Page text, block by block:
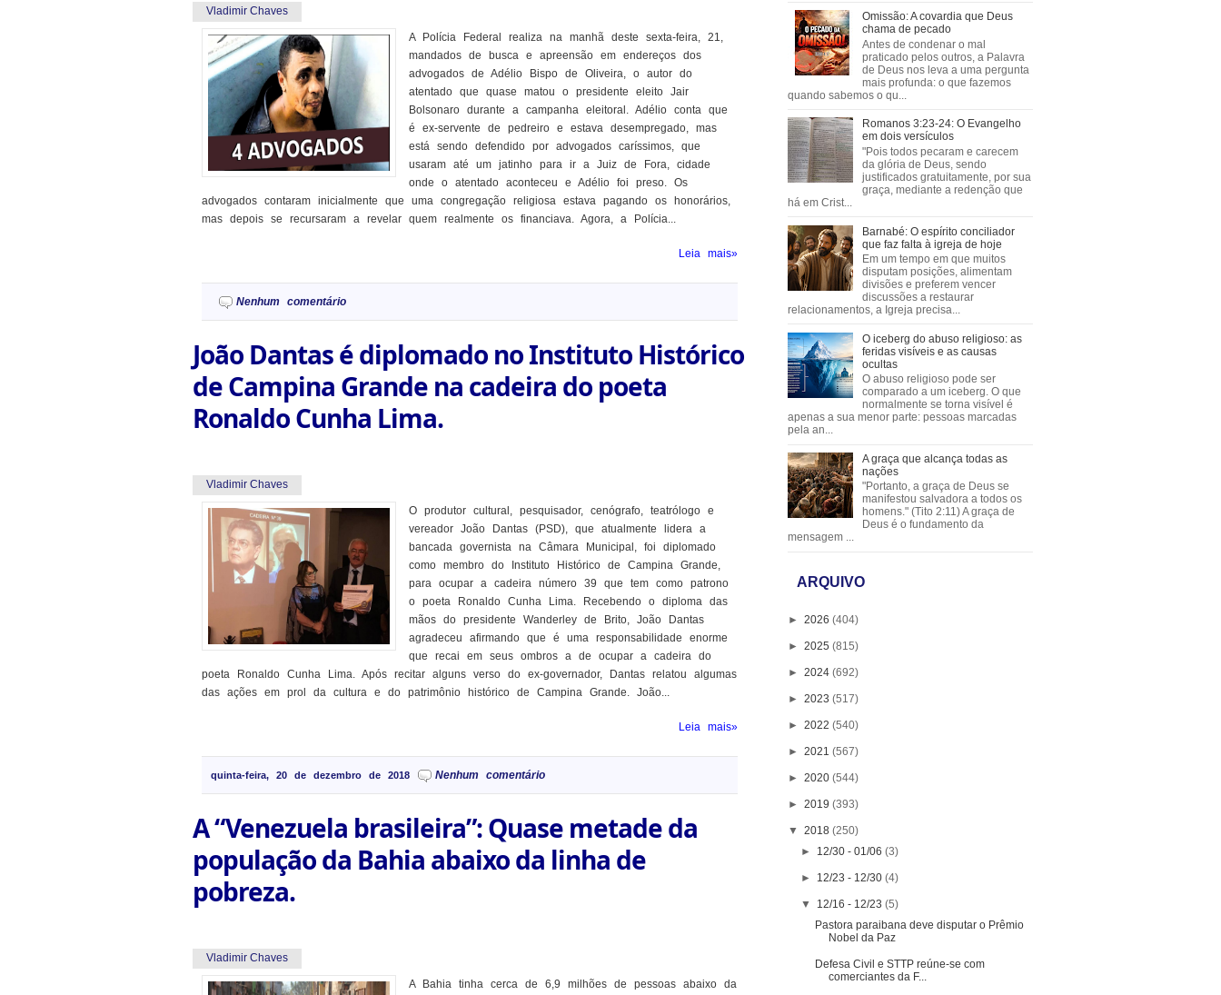
Vladimir Chaves
A Polícia Federal realiza na manhã deste sexta-feira, 21,
mandados de busca e apreensão em endereços dos
advogados de Adélio Bispo de Oliveira, o autor do
atentado que quase matou o presidente eleito Jair
Bolsonaro durante a campanha eleitoral. Adélio conta que
é ex-servente de pedreiro e estava desempregado, mas
está sendo defendido por advogados caríssimos, que
usaram até um jatinho para ir a Juiz de Fora, cidade
onde o atentado aconteceu e Adélio foi preso. Os
advogados contaram inicialmente que uma congregação religiosa estava pagando os honorários,
mas depois se recursaram a revelar quem realmente os financiava. Agora, a Polícia...
Leia mais»
Nenhum comentário
João Dantas é diplomado no Instituto Histórico
de Campina Grande na cadeira do poeta
Ronaldo Cunha Lima.
Vladimir Chaves
O produtor cultural, pesquisador, cenógrafo, teatrólogo e
vereador João Dantas (PSD), que atualmente lidera a
bancada governista na Câmara Municipal, foi diplomado
como membro do Instituto Histórico de Campina Grande,
para ocupar a cadeira número 39 que tem como patrono
o poeta Ronaldo Cunha Lima. Recebendo o diploma das
mãos do presidente Wanderley de Brito, João Dantas
agradeceu afirmando que é uma responsabilidade enorme
que recai em seus ombros a de ocupar a cadeira do
poeta Ronaldo Cunha Lima. Após recitar alguns verso do ex-governador, Dantas relatou algumas
das ações em prol da cultura e do patrimônio histórico de Campina Grande. João...
Leia mais»
quinta-feira, 20 de dezembro de 2018 Nenhum comentário
A “Venezuela brasileira”: Quase metade da
população da Bahia abaixo da linha de
pobreza.
Vladimir Chaves
A Bahia tinha cerca de 6,9 milhões de pessoas abaixo da
Omissão: A covardia que Deus
chama de pecado
Antes de condenar o mal
praticado pelos outros, a Palavra
de Deus nos leva a uma pergunta
mais profunda: o que fazemos
quando sabemos o qu...
Romanos 3:23-24: O Evangelho
em dois versículos
"Pois todos pecaram e carecem
da glória de Deus, sendo
justificados gratuitamente, por sua
graça, mediante a redenção que
há em Crist...
Barnabé: O espírito conciliador
que faz falta à igreja de hoje
Em um tempo em que muitos
disputam posições, alimentam
divisões e preferem vencer
discussões a restaurar
relacionamentos, a Igreja precisa...
O iceberg do abuso religioso: as
feridas visíveis e as causas
ocultas
O abuso religioso pode ser
comparado a um iceberg. O que
normalmente se torna visível é
apenas a sua menor parte: pessoas marcadas
pela an...
A graça que alcança todas as
nações
"Portanto, a graça de Deus se
manifestou salvadora a todos os
homens." (Tito 2:11) A graça de
Deus é o fundamento da
mensagem ...
ARQUIVO
► 2026 (404)
► 2025 (815)
► 2024 (692)
► 2023 (517)
► 2022 (540)
► 2021 (567)
► 2020 (544)
► 2019 (393)
▼ 2018 (250)
► 12/30 - 01/06(3)
► 12/23 - 12/30(4)
▼ 12/16 - 12/23(5)
Pastora paraibana deve disputar o Prêmio
Nobel da Paz
Defesa Civil e STTP reúne-se com
comerciantes da F...